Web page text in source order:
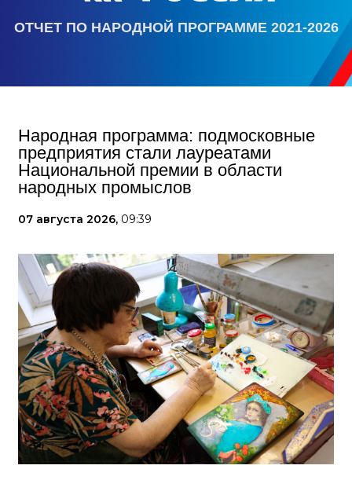
ОТЧЕТ ПО НАРОДНОЙ ПРОГРАММЕ 2021-2026
Народная программа: подмосковные
предприятия стали лауреатами
Национальной премии в области
народных промыслов
07 августа 2026, 09:39